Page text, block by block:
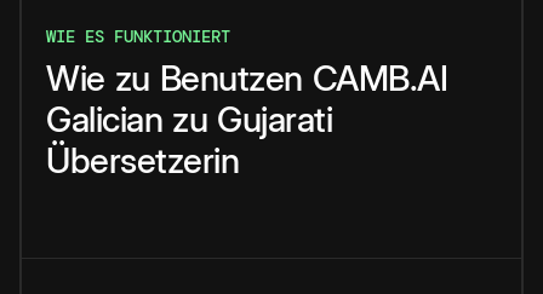
WIE ES FUNKTIONIERT
Wie zu Benutzen CAMB.AI
Galician zu Gujarati
Übersetzerin